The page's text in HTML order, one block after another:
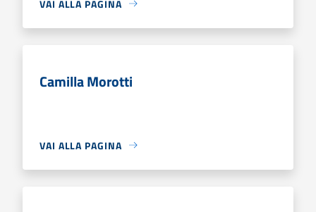
VAI ALLA PAGINA
Camilla Morotti
VAI ALLA PAGINA